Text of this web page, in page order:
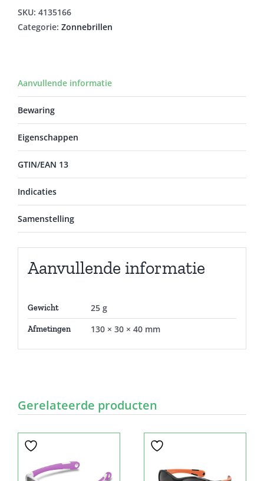
12J
aantal
SKU: 4135166
Categorie: Zonnebrillen
Aanvullende informatie
Bewaring
Eigenschappen
GTIN/EAN 13
Indicaties
Samenstelling
Aanvullende informatie
Gewicht 25 g
Afmetingen 130 × 30 × 40 mm
Gerelateerde producten